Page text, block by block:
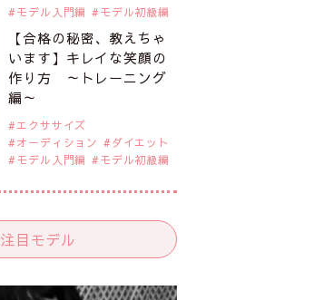
モデル入門編
モデル初級編
【合格の秘密、教えちゃ
います】キレイな笑顔の
作り方 ～トレーニング
編～
エクササイズ
オーディション
ダイエット
モデル入門編
モデル初級編
注目モデル